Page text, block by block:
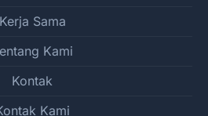
Kerja Sama
Kami
Kontak
Kami